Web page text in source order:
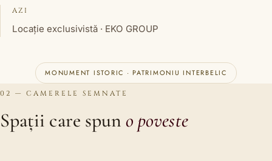
AZI
Locație exclusivistă · EKO GROUP
MONUMENT ISTORIC · PATRIMONIU INTERBELIC
02 — CAMERELE SEMNATE
Spații care spuno poveste